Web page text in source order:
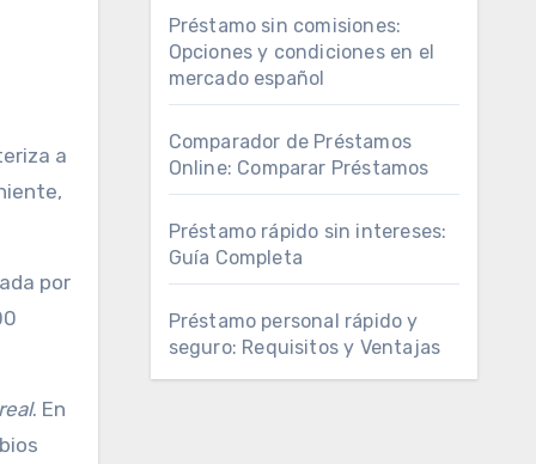
por
. En
Préstamo sin comisiones:
Opciones y condiciones en el
mercado español
Comparador de Préstamos
Online: Comparar Préstamos
Préstamo rápido sin intereses:
Guía Completa
Préstamo personal rápido y
seguro: Requisitos y Ventajas